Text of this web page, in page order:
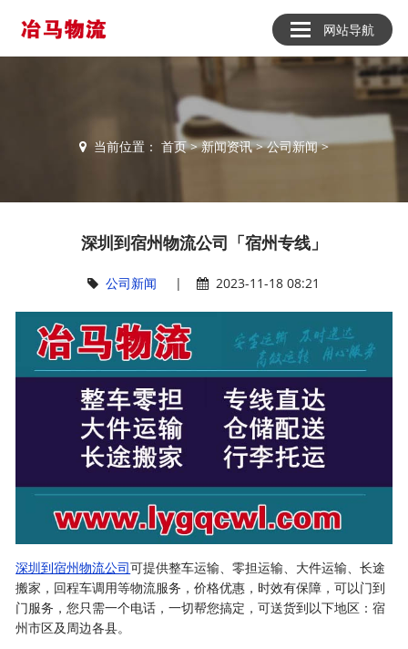
网站导航
当前位置： 首页>新闻资讯>公司新闻>
深圳到宿州物流公司「宿州专线」
公司新闻 | 2023-11-18 08:21
深圳到宿州物流公司可提供整车运输、零担运输、大件运输、长途
搬家，回程车调用等物流服务，价格优惠，时效有保障，可以门到
门服务，您只需一个电话，一切帮您搞定，可送货到以下地区：宿
州市区及周边各县。